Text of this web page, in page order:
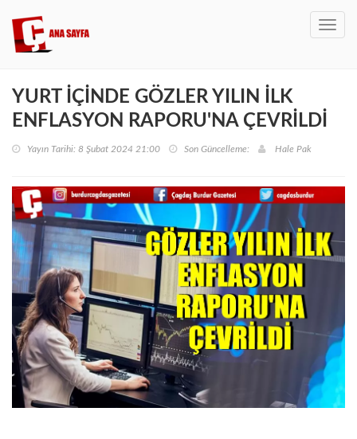
YURT İÇİNDE GÖZLER YILIN İLK
ENFLASYON RAPORU'NA ÇEVRİLDİ
Yayın Tarihi: 8 Şubat 2024 21:00 Son Güncelleme: Hale Pak